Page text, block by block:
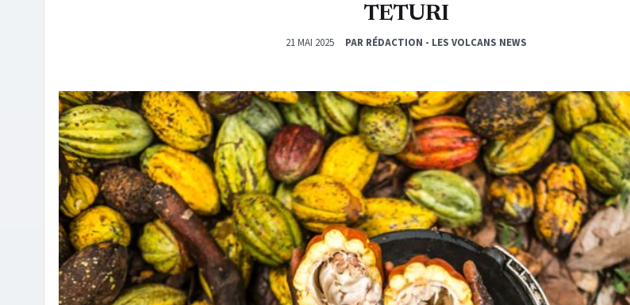
TETURI
21 MAI 2025 PAR RÉDACTION - LES VOLCANS NEWS